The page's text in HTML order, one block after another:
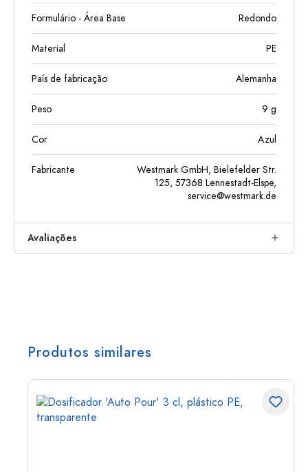
Formulário - Área Base Redondo
Material PE
País de fabricação Alemanha
Peso 9 g
Cor Azul
Fabricante
Westmark GmbH, Bielefelder Str.
125, 57368 Lennestadt-Elspe,
service@westmark.de
Avaliações
Produtos similares